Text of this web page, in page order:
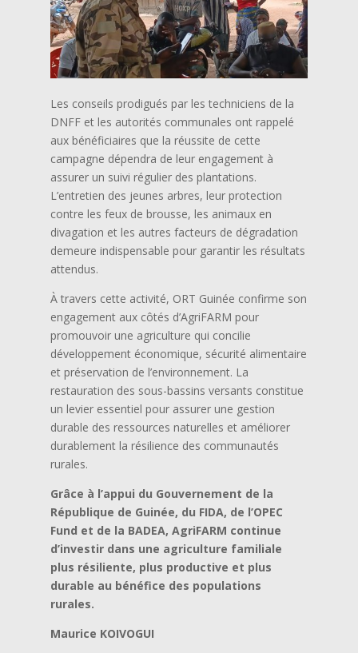
Les conseils prodigués par les techniciens de la
DNFF et les autorités communales ont rappelé
aux bénéficiaires que la réussite de cette
campagne dépendra de leur engagement à
assurer un suivi régulier des plantations.
L’entretien des jeunes arbres, leur protection
contre les feux de brousse, les animaux en
divagation et les autres facteurs de dégradation
demeure indispensable pour garantir les résultats
attendus.
À travers cette activité, ORT Guinée confirme son
engagement aux côtés d’AgriFARM pour
promouvoir une agriculture qui concilie
développement économique, sécurité alimentaire
et préservation de l’environnement. La
restauration des sous-bassins versants constitue
un levier essentiel pour assurer une gestion
durable des ressources naturelles et améliorer
durablement la résilience des communautés
rurales.
Grâce à l’appui du Gouvernement de la
République de Guinée, du FIDA, de l’OPEC
Fund et de la BADEA, AgriFARM continue
d’investir dans une agriculture familiale
plus résiliente, plus productive et plus
durable au bénéfice des populations
rurales.
Maurice KOIVOGUI